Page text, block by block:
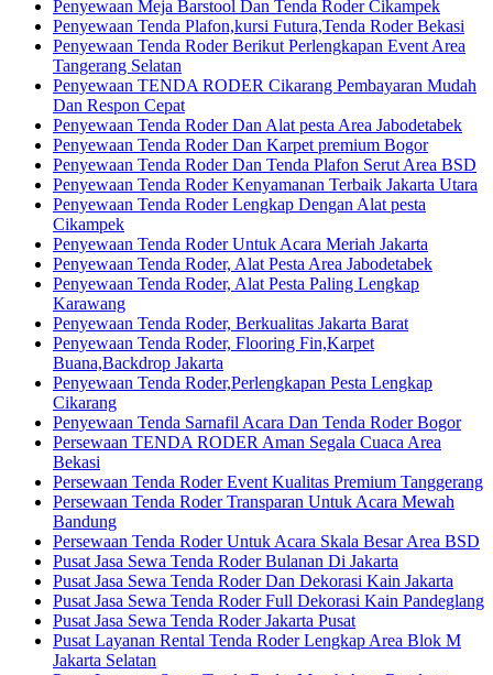
Penyewaan Meja Barstool Dan Tenda Roder Cikampek
Penyewaan Tenda Plafon,kursi Futura,Tenda Roder Bekasi
Penyewaan Tenda Roder Berikut Perlengkapan Event Area
Tangerang Selatan
Penyewaan TENDA RODER Cikarang Pembayaran Mudah
Dan Respon Cepat
Penyewaan Tenda Roder Dan Alat pesta Area Jabodetabek
Penyewaan Tenda Roder Dan Karpet premium Bogor
Penyewaan Tenda Roder Dan Tenda Plafon Serut Area BSD
Penyewaan Tenda Roder Kenyamanan Terbaik Jakarta Utara
Penyewaan Tenda Roder Lengkap Dengan Alat pesta
Cikampek
Penyewaan Tenda Roder Untuk Acara Meriah Jakarta
Penyewaan Tenda Roder, Alat Pesta Area Jabodetabek
Penyewaan Tenda Roder, Alat Pesta Paling Lengkap
Karawang
Penyewaan Tenda Roder, Berkualitas Jakarta Barat
Penyewaan Tenda Roder, Flooring Fin,Karpet
Buana,Backdrop Jakarta
Penyewaan Tenda Roder,Perlengkapan Pesta Lengkap
Cikarang
Penyewaan Tenda Sarnafil Acara Dan Tenda Roder Bogor
Persewaan TENDA RODER Aman Segala Cuaca Area
Bekasi
Persewaan Tenda Roder Event Kualitas Premium Tanggerang
Persewaan Tenda Roder Transparan Untuk Acara Mewah
Bandung
Persewaan Tenda Roder Untuk Acara Skala Besar Area BSD
Pusat Jasa Sewa Tenda Roder Bulanan Di Jakarta
Pusat Jasa Sewa Tenda Roder Dan Dekorasi Kain Jakarta
Pusat Jasa Sewa Tenda Roder Full Dekorasi Kain Pandeglang
Pusat Jasa Sewa Tenda Roder Jakarta Pusat
Pusat Layanan Rental Tenda Roder Lengkap Area Blok M
Jakarta Selatan